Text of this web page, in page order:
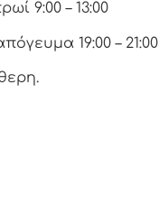
9:00 – 13:00
19:00 – 21:00